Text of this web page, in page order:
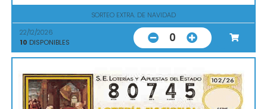
SORTEO EXTRA. DE NAVIDAD
22/12/2026
10 DISPONIBLES 0